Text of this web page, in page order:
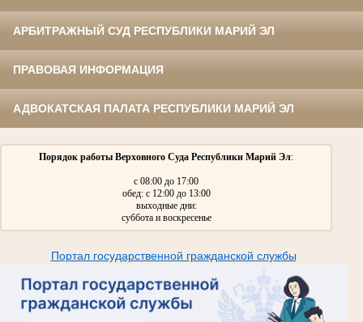
АРБИТРАЖНЫЙ СУД РЕСПУБЛИКИ МАРИЙ ЭЛ
ПРАВОВАЯ ИНФОРМАЦИЯ
АДВОКАТСКАЯ ПАЛАТА РЕСПУБЛИКИ МАРИЙ ЭЛ
Порядок работы Верховного Суда Республики Марий Эл:
с 08:00 до 17:00
обед: с 12:00 до 13:00
выходные дни:
суббота и воскресенье
Портал государственной гражданской службы